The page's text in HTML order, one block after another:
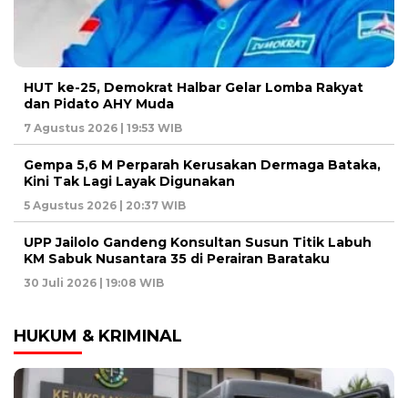
HUT ke-25, Demokrat Halbar Gelar Lomba Rakyat
dan Pidato AHY Muda
7 Agustus 2026 | 19:53 WIB
Gempa 5,6 M Perparah Kerusakan Dermaga Bataka,
Kini Tak Lagi Layak Digunakan
5 Agustus 2026 | 20:37 WIB
UPP Jailolo Gandeng Konsultan Susun Titik Labuh
KM Sabuk Nusantara 35 di Perairan Barataku
30 Juli 2026 | 19:08 WIB
HUKUM & KRIMINAL